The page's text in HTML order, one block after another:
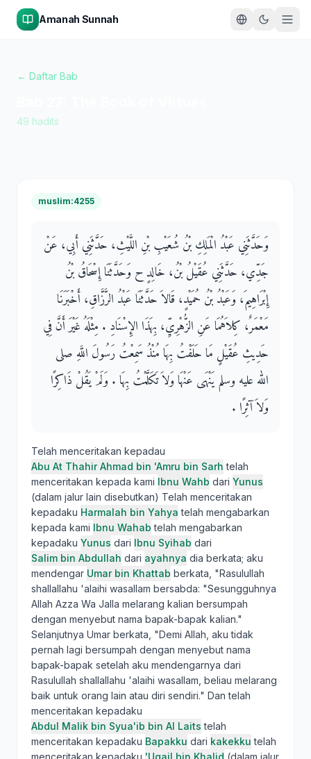
Amanah Sunnah
← Daftar Bab
49 hadits
muslim:4255
وَحَدَّثَنِي عَبْدُ الْمَلِكِ بْنُ شُعَيْبِ بْنِ اللَّيْثِ، حَدَّثَنِي أَبِي، عَنْ
جَدِّي، حَدَّثَنِي عُقَيْلُ بْنُ، خَالِدٍ ح وَحَدَّثَنَا إِسْحَاقُ بْنُ
إِبْرَاهِيمَ، وَعَبْدُ بْنُ حُمَيْدٍ، قَالاَ حَدَّثَنَا عَبْدُ الرَّزَّاقِ، أَخْبَرَنَا
مَعْمَرٌ، كِلاَهُمَا عَنِ الزُّهْرِيِّ، بِهَذَا الإِسْنَادِ ‏.‏ مِثْلَهُ غَيْرَ أَنَّ فِي
حَدِيثِ عُقَيْلٍ مَا حَلَفْتُ بِهَا مُنْذُ سَمِعْتُ رَسُولَ اللَّهِ صلى
الله عليه وسلم يَنْهَى عَنْهَا وَلاَ تَكَلَّمْتُ بِهَا ‏.‏ وَلَمْ يَقُلْ ذَاكِرًا
وَلاَ آثِرًا ‏.‏
Telah menceritakan kepadau
Abu At Thahir Ahmad bin 'Amru bin Sarh telah
menceritakan kepada kami Ibnu Wahb dari Yunus
(dalam jalur lain disebutkan) Telah menceritakan
kepadaku Harmalah bin Yahya telah mengabarkan
kepada kami Ibnu Wahab telah mengabarkan
kepadaku Yunus dari Ibnu Syihab dari
Salim bin Abdullah dari ayahnya dia berkata; aku
mendengar Umar bin Khattab berkata, "Rasulullah
shallallahu 'alaihi wasallam bersabda: "Sesungguhnya
Allah Azza Wa Jalla melarang kalian bersumpah
dengan menyebut nama bapak-bapak kalian."
Selanjutnya Umar berkata, "Demi Allah, aku tidak
pernah lagi bersumpah dengan menyebut nama
bapak-bapak setelah aku mendengarnya dari
Rasulullah shallallahu 'alaihi wasallam, beliau melarang
baik untuk orang lain atau diri sendiri." Dan telah
menceritakan kepadaku
Abdul Malik bin Syua'ib bin Al Laits telah
menceritakan kepadaku Bapakku dari kakekku telah
menceritakan kepadaku 'Uqail bin Khalid (dalam jalur